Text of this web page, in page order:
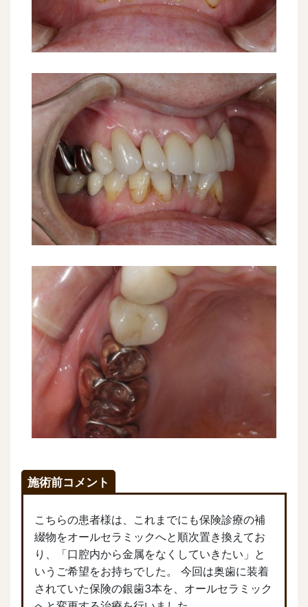
施術前コメント
こちらの患者様は、これまでにも保険診療の補
綴物をオールセラミックへと順次置き換えてお
り、「口腔内から金属をなくしていきたい」と
いうご希望をお持ちでした。 今回は奥歯に装着
されていた保険の銀歯3本を、オールセラミック